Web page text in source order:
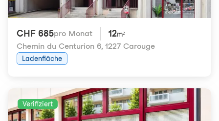
CHF 685pro Monat 12m²
Chemin du Centurion 6, 1227 Carouge
Ladenfläche
Verifiziert